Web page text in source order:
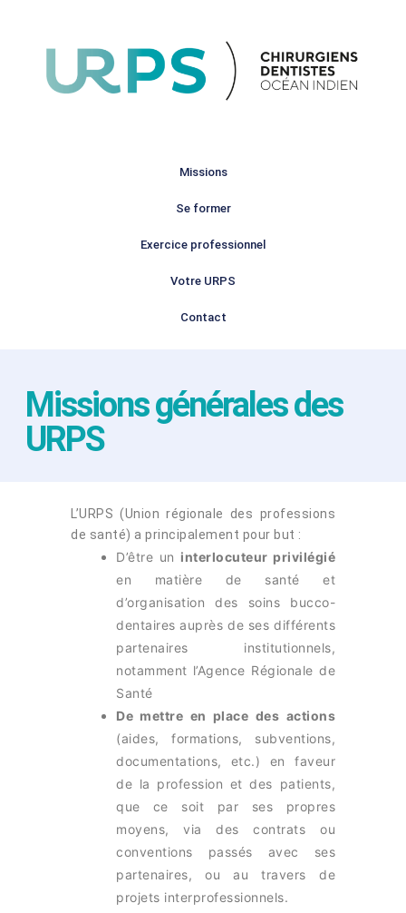
Missions
Se former
Exercice professionnel
Votre URPS
Contact
Missions générales des
URPS
L’URPS (Union régionale des professions
de santé) a principalement pour but :
D’être un interlocuteur privilégié
en matière de santé et
d’organisation des soins bucco-
dentaires auprès de ses différents
partenaires institutionnels,
notamment l’Agence Régionale de
Santé
De mettre en place des actions
(aides, formations, subventions,
documentations, etc.) en faveur
de la profession et des patients,
que ce soit par ses propres
moyens, via des contrats ou
conventions passés avec ses
partenaires, ou au travers de
projets interprofessionnels.